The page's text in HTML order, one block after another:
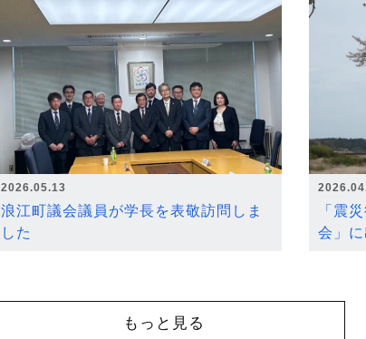
2026.05.13
浪江町議会議員が学長を表敬訪問しま
した
「震
会」
もっと見る